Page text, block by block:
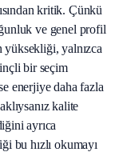
kritik. Çünkü
ve genel profil
yalnızca
bir seçim
enerjiye daha fazla
kalite
ayrıca
bu hızlı okumayı